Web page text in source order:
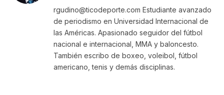
rgudino@ticodeporte.com Estudiante avanzado
de periodismo en Universidad Internacional de
las Américas. Apasionado seguidor del fútbol
nacional e internacional, MMA y baloncesto.
También escribo de boxeo, voleibol, fútbol
americano, tenis y demás disciplinas.